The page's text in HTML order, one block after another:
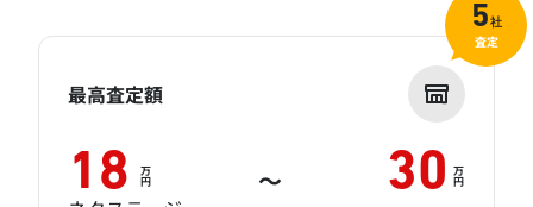
最高査定額
18 万
円 ～ 30 万
円
5社
査定